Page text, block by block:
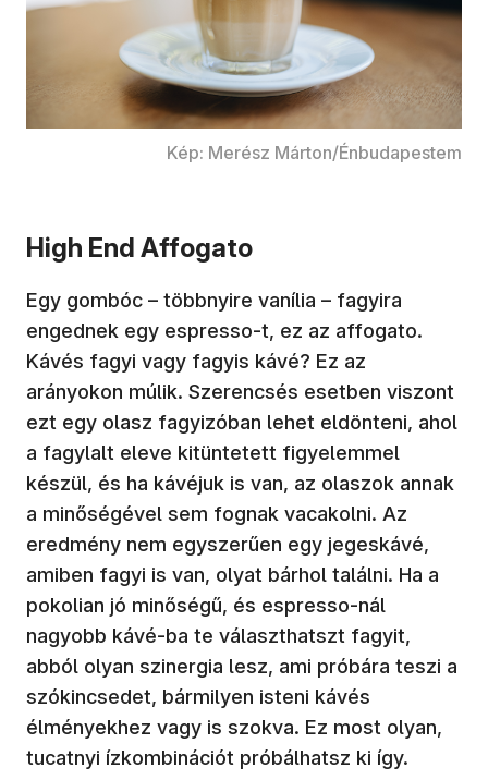
Kép: Merész Márton/Énbudapestem
High End Affogato
Egy gombóc – többnyire vanília – fagyira
engednek egy espresso-t, ez az affogato.
Kávés fagyi vagy fagyis kávé? Ez az
arányokon múlik. Szerencsés esetben viszont
ezt egy olasz fagyizóban lehet eldönteni, ahol
a fagylalt eleve kitüntetett figyelemmel
készül, és ha kávéjuk is van, az olaszok annak
a minőségével sem fognak vacakolni. Az
eredmény nem egyszerűen egy jegeskávé,
amiben fagyi is van, olyat bárhol találni. Ha a
pokolian jó minőségű, és espresso-nál
nagyobb kávé-ba te választhatszt fagyit,
abból olyan szinergia lesz, ami próbára teszi a
szókincsedet, bármilyen isteni kávés
élményekhez vagy is szokva. Ez most olyan,
tucatnyi ízkombinációt próbálhatsz ki így.